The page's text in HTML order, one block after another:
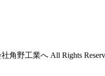
角野工業へ All Rights